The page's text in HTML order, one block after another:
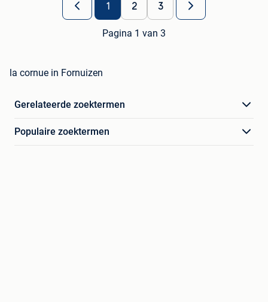
1 2 3
Pagina 1 van 3
la cornue in Fornuizen
Gerelateerde zoektermen
Populaire zoektermen